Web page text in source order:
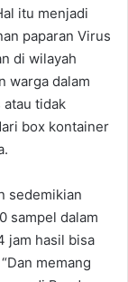
itu menjadi
paparan Virus
di wilayah
warga dalam
atau tidak
box kontainer
sedemikian
sampel dalam
jam hasil bisa
memang